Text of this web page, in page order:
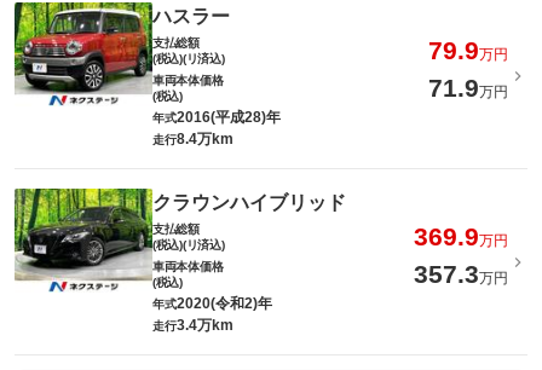
ハスラー
支払総額
(税込)(リ済込)
79.9万円
車両本体価格
(税込)
71.9万円
年式2016(平成28)年
走行8.4万km
クラウンハイブリッド
支払総額
(税込)(リ済込)
369.9万円
車両本体価格
(税込)
357.3万円
年式2020(令和2)年
走行3.4万km